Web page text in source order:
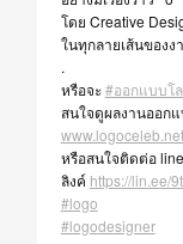
โดย Creative
ในทุกลายเส้นของง
.
หรือจะ#ออกแบบโ
สนใจดูผลงานออก
www.logoceleb.net
หรือสนใจติดต่อ
ลิงค์ https://lin.ee/
#logo
#logodesigner